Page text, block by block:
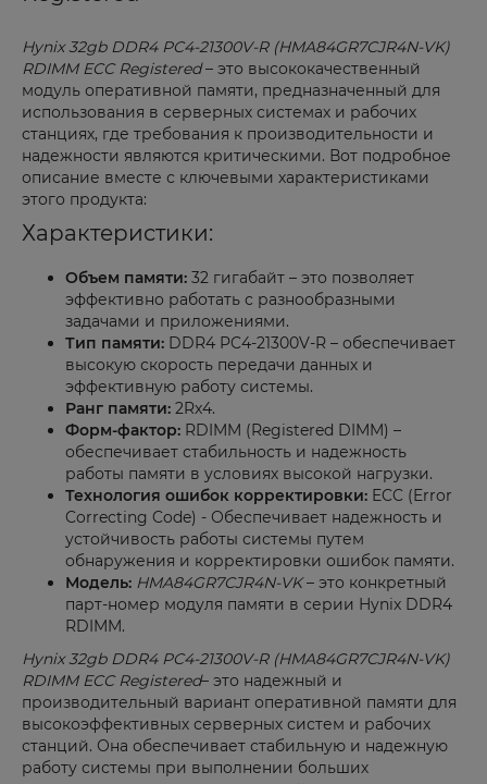
Hynix 32gb DDR4 PC4-21300V-R (HMA84GR7CJR4N-VK)
RDIMM ECC Registered– это высококачественный
модуль оперативной памяти, предназначенный для
использования в серверных системах и рабочих
станциях, где требования к производительности и
надежности являются критическими. Вот подробное
описание вместе с ключевыми характеристиками
этого продукта:
Характеристики:
Объем памяти: 32 гигабайт – это позволяет
эффективно работать с разнообразными
задачами и приложениями.
Тип памяти: DDR4 PC4-21300V-R – обеспечивает
высокую скорость передачи данных и
эффективную работу системы.
Ранг памяти: 2Rx4.
Форм-фактор: RDIMM (Registered DIMM) –
обеспечивает стабильность и надежность
работы памяти в условиях высокой нагрузки.
Технология ошибок корректировки: ECC (Error
Correcting Code) - Обеспечивает надежность и
устойчивость работы системы путем
обнаружения и корректировки ошибок памяти.
Модель: HMA84GR7CJR4N-VK– это конкретный
парт-номер модуля памяти в серии Hynix DDR4
RDIMM.
Hynix 32gb DDR4 PC4-21300V-R (HMA84GR7CJR4N-VK)
RDIMM ECC Registered– это надежный и
производительный вариант оперативной памяти для
высокоэффективных серверных систем и рабочих
станций. Она обеспечивает стабильную и надежную
работу системы при выполнении больших